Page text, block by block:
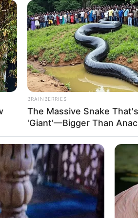
Achse bereits das
hervorragendes Panorama, wenn
zahlreiche Attraktionen. Die
auch der in der Schweiz
zwischen der Bundesrepublik
deutsche Exklave Büsingen
sind nur die kuriosesten
betroffenen Gebieten.
Ausflugsziele am Bodensee mit
Meersburg mit seinem
Berg und dem barocken
BRAINBERRIES
The Massive Snake
'Giant'—Bigger Than